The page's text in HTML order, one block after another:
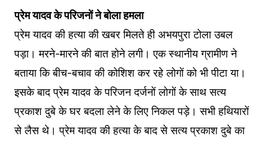
प्रेम यादव के परिजनों ने बोला हमला
प्रेम यादव की हत्या की खबर मिलते ही अभयपुरा टोला उबल
पड़ा। मरने-मारने की बात होने लगी। एक स्थानीय ग्रामीण ने
बताया कि बीच-बचाव की कोशिश कर रहे लोगों को भी पीटा या।
इसके बाद प्रेम यादव के परिजन दर्जनों लोगों के साथ सत्य
प्रकाश दुबे के घर बदला लेने के लिए निकल पड़े। सभी हथियारों
से लैस थे। प्रेम यादव की हत्या के बाद से सत्य प्रकाश दुबे का